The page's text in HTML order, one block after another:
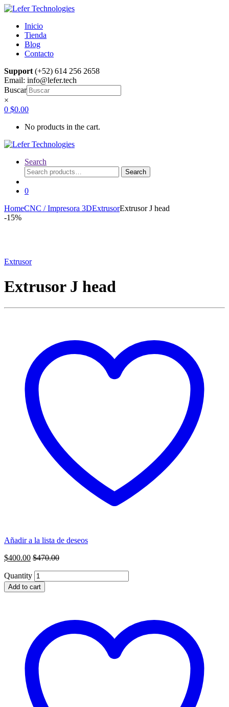
Skip
navigation
Skip
contentInicio
Tienda
Blog
Contacto
Support (+52) 614 256 2658
Email: info@lefer.tech
Buscar
×
0 $0.00
No products in the cart.
Search
Search
for:
Search
0
HomeCNC / Impresora 3DExtrusorExtrusor J head
-15%
Extrusor
Extrusor J head
Añadir a la lista de deseos
$400.00 $470.00
Quantity
Add to cart